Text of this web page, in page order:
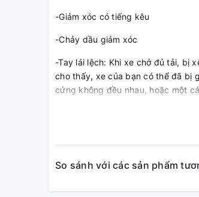
-Giảm xóc có tiếng kêu
-Chảy dầu giảm xóc
-Tay lái lệch: Khi xe chở đủ tải, bị
cho thấy, xe của bạn có thể đã bị
cứng không đều nhau, hoặc một
Giảm xóc (phuộc nhún) là một
máy. Nó đảm nhận nhiệm vụ
Vì vậy, bạn cần phát hiện sớm
thế nhằm đảm bảo an toàn cho
So sánh với các sản phẩm